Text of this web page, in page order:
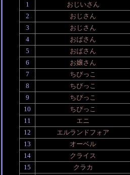
1
おじいさん
2
おじさん
3
おじさん
4
おばさん
5
おばさん
6
お嬢さん
7
ちびっこ
8
ちびっこ
9
ちびっこ
10
ちびっこ
11
エニ
12
エルランドフォア
13
オーベル
14
クライス
15
クラカ